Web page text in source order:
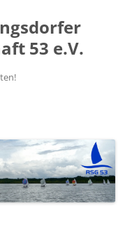
53 e.V.